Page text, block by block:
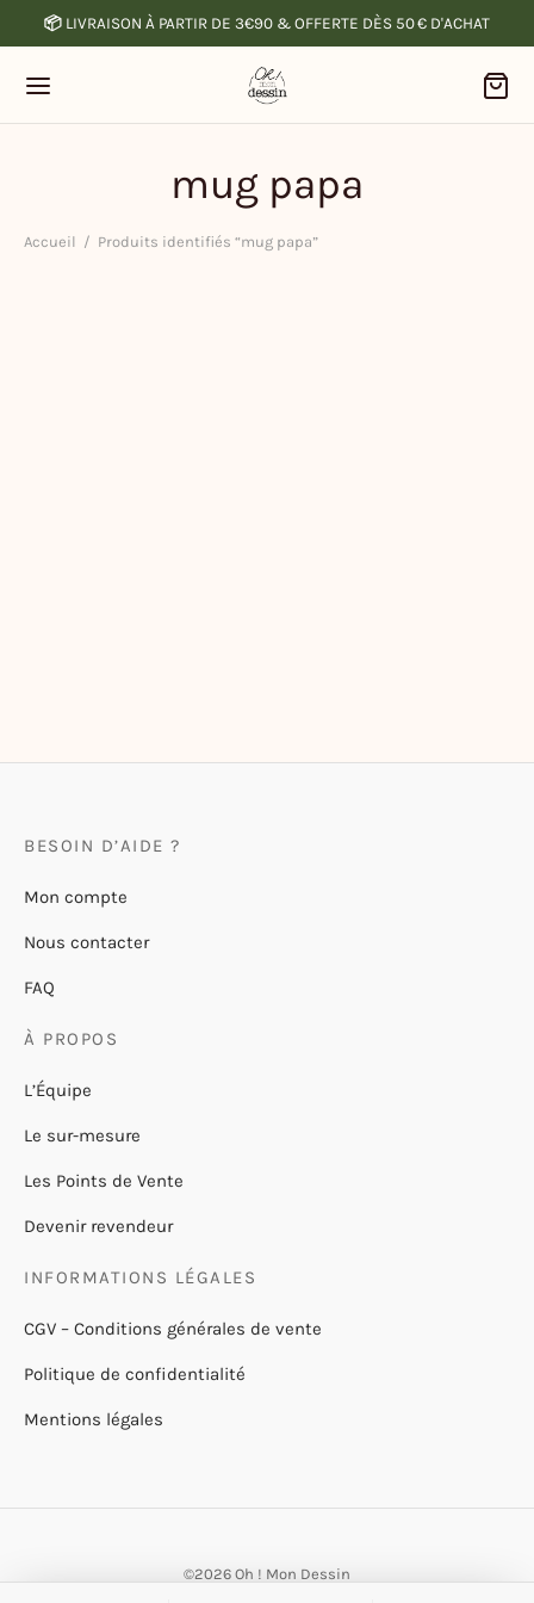
📦 LIVRAISON À PARTIR DE 3€90 & OFFERTE DÈS 50 € D'ACHAT
mug papa
Accueil / Produits identifiés “mug papa”
BESOIN D’AIDE ?
Mon compte
Nous contacter
FAQ
À PROPOS
L’Équipe
Le sur-mesure
Les Points de Vente
Devenir revendeur
INFORMATIONS LÉGALES
CGV – Conditions générales de vente
Politique de confidentialité
Mentions légales
©2026 Oh ! Mon Dessin